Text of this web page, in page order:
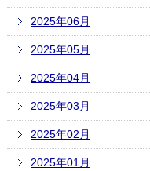
2025年06月
2025年05月
2025年04月
2025年03月
2025年02月
2025年01月